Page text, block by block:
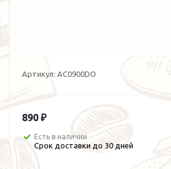
Артикул: AC0900DO
890 ₽
Есть в наличии
Срок доставки до 30 дней